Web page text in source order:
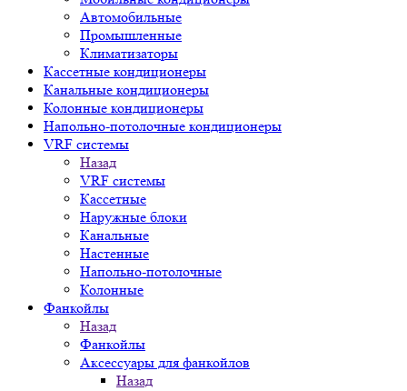
Автомобильные
Промышленные
Климатизаторы
Кассетные кондиционеры
Канальные кондиционеры
Колонные кондиционеры
Напольно-потолочные кондиционеры
VRF системы
Назад
VRF системы
Кассетные
Наружные блоки
Канальные
Настенные
Напольно-потолочные
Колонные
Фанкойлы
Назад
Фанкойлы
Аксессуары для фанкойлов
Назад